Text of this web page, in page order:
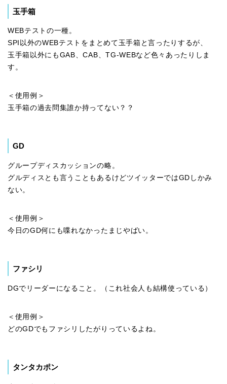
玉手箱
WEBテストの一種。
SPI以外のWEBテストをまとめて玉手箱と言ったりするが、
玉手箱以外にもGAB、CAB、TG-WEBなど色々あったりしま
す。
＜使用例＞
玉手箱の過去問集誰か持ってない？？
GD
グループディスカッションの略。
グルディスとも言うこともあるけどツイッターではGDしかみ
ない。
＜使用例＞
今日のGD何にも喋れなかったまじやばい。
ファシリ
DGでリーダーになること。（これ社会人も結構使っている）
＜使用例＞
どのGDでもファシリしたがりっているよね。
タンタカポン